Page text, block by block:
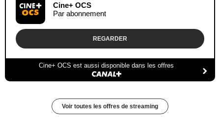
Cine+ OCS
Par abonnement
REGARDER
Cine+ OCS est aussi disponible dans les offres
Voir toutes les offres de streaming